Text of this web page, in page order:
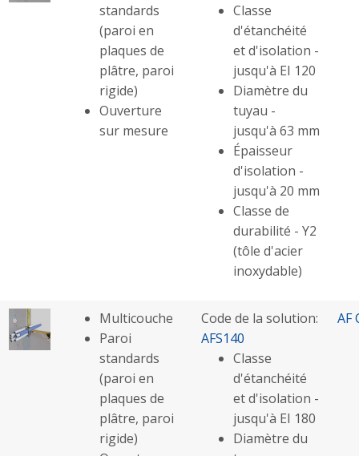
standards
(paroi en
plaques de
plâtre, paroi
rigide)
Ouverture
sur mesure
Classe
d'étanchéité
et d'isolation -
jusqu'à EI 120
Diamètre du
tuyau -
jusqu'à 63 mm
Épaisseur
d'isolation -
jusqu'à 20 mm
Classe de
durabilité - Y2
(tôle d'acier
inoxydable)
Multicouche
Paroi
standards
(paroi en
plaques de
plâtre, paroi
rigide)
Code de la solution:
AFS140
Classe
d'étanchéité
et d'isolation -
jusqu'à EI 180
Diamètre du
AF